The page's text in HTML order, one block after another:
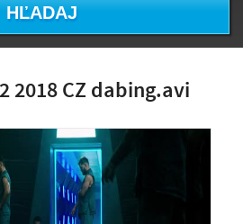
HĽADAJ
2018 CZ dabing.avi
NÁHĽAD VIDEA
NIE JE K DISPOZÍCII